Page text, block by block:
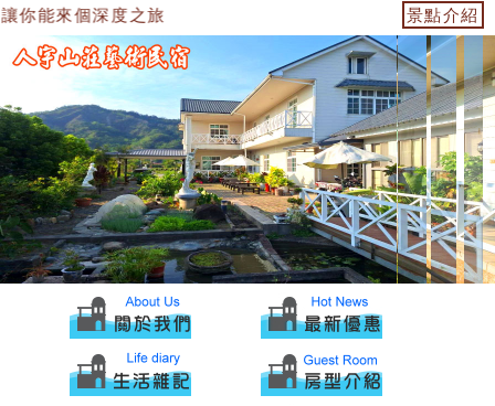
你能來個深度之旅 景點介紹